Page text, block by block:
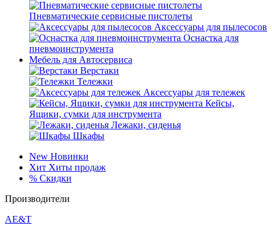
Пневматические сервисные пистолеты
Аксессуары для пылесосов
Оснастка для
пневмоинструмента
Мебель для Автосервиса
Верстаки
Тележки
Аксессуары для тележек
Кейсы,
Ящики, сумки для инструмента
Лежаки, сиденья
Шкафы
New Новинки
Хит Хиты продаж
% Скидки
Производители
AE&T